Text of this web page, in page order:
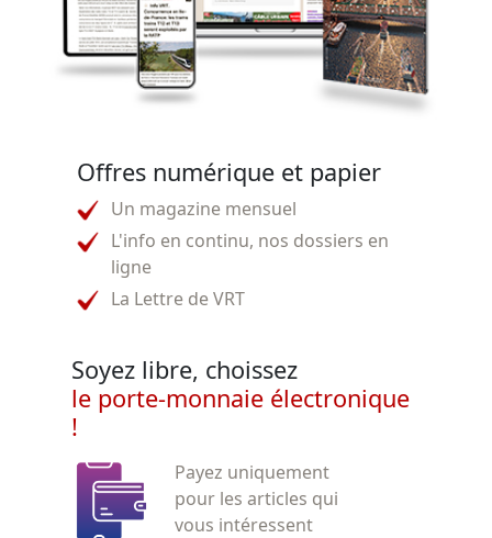
Offres numérique et papier
Un magazine mensuel
L'info en continu, nos dossiers en
ligne
La Lettre de VRT
Soyez libre, choissez
le porte-monnaie électronique
!
Payez uniquement
pour les articles qui
vous intéressent